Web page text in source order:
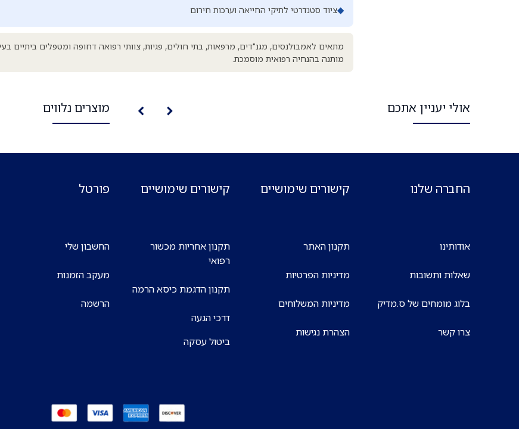
◆ציוד סטנדרטי לתיקי החייאה וערכות חירום
מתאים לאמבולנסים, מגנ"דים, מרפאות, בתי חולים, פגיות, צוותי רפואה דחופה ומטפלים ביתיים
מותנה בהנחיה רפואית מוסמכת.
אולי יעניין אתכם מוצרים נלווים
החברה שלנו
אודותינו
שאלות ותשובות
בלוג מומחים של ס.מדיק
צרו קשר
קישורים שימושיים
תקנון האתר
מדיניות הפרטיות
מדיניות המשלוחים
הצהרת נגישות
קישורים שימושיים
תקנון אחריות מכשור
רפואי
תקנון הדגמת כיסא הרמה
דרכי הגעה
ביטול עסקה
פורטל
החשבון שלי
מעקב הזמנות
הרשמה